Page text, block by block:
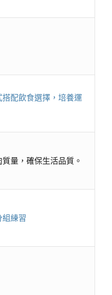
配飲食選擇，培養運
量，確保生活品質。
組練習